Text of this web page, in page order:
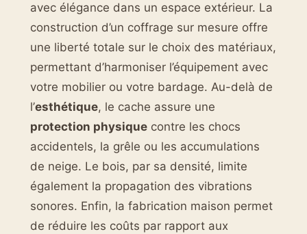
avec élégance dans un espace extérieur. La
construction d’un coffrage sur mesure offre
une liberté totale sur le choix des matériaux,
permettant d’harmoniser l’équipement avec
votre mobilier ou votre bardage. Au-delà de
l’esthétique, le cache assure une
protection physique contre les chocs
accidentels, la grêle ou les accumulations
de neige. Le bois, par sa densité, limite
également la propagation des vibrations
sonores. Enfin, la fabrication maison permet
de réduire les coûts par rapport aux